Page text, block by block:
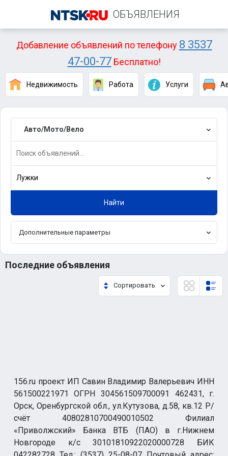
ОБЪЯВЛЕНИЯ
Добавление объявлений по телефону 8 3537
47-00-77Бесплатно!
Недвижимость Работа Услуги
Авто/Мото/Вело
Лужки
Найти
Дополнительные параметры
Последние объявления
Сортировать
156.ru проект ИП Савин Владимир Валерьевич ИНН
561500221971 ОГРН 304561509700091 462431, г.
Орск, Оренбургской обл., ул.Кутузова, д.58, кв.12 Р/
счёт 40802810700490010502 Филиал
«Приволжский» Банка ВТБ (ПАО) в г.Нижнем
Новгороде к/с 30101810922020000728 БИК